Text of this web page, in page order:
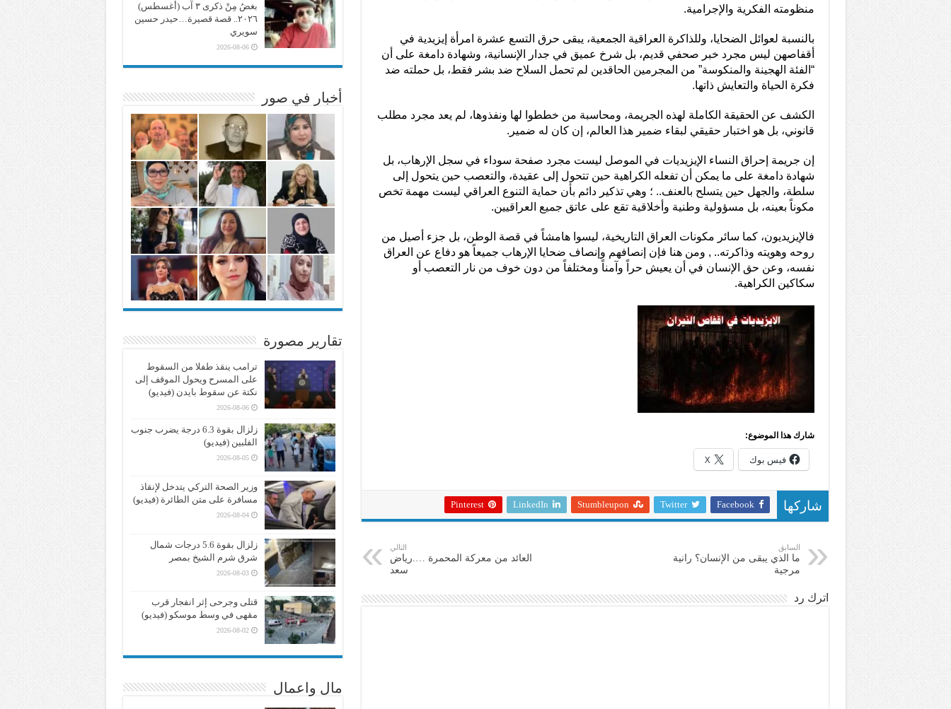
منظومته الفكرية والإجرامية.
بالنسبة لعوائل الضحايا، وللذاكرة العراقية الجمعية، يبقى حرق التسع عشرة امرأة إيزيدية في
أقفاصهن ليس مجرد خبر صحفي قديم، بل شرخ عميق في جدار الإنسانية، وشهادة دامغة على أن
“الفئة الهجينة والمنكوسة” من المجرمين الحاقدين لم تحمل السلاح ضد بشر فقط، بل حملته ضد
فكرة الحياة والتعايش ذاتها.
الكشف عن الحقيقة الكاملة لهذه الجريمة، ومحاسبة من خططوا لها ونفذوها، لم يعد مجرد مطلب
قانوني، بل هو اختبار حقيقي لبقاء ضمير هذا العالم، إن كان له ضمير.
إن جريمة إحراق النساء الإيزيديات في الموصل ليست مجرد صفحة سوداء في سجل الإرهاب، بل
شهادة دامغة على ما يمكن أن تفعله الكراهية حين تتحول إلى عقيدة، والتعصب حين يتحول إلى
سلطة، والجهل حين يتسلح بالعنف.. ؛ وهي تذكير دائم بأن حماية التنوع العراقي ليست مهمة تخص
مكوناً بعينه، بل مسؤولية وطنية وأخلاقية تقع على عاتق جميع العراقيين.
فالإيزيديون، كما سائر مكونات العراق التاريخية، ليسوا هامشاً في قصة الوطن، بل جزء أصيل من
روحه وهويته وذاكرته.. , ومن هنا فإن إنصافهم وإنصاف ضحايا الإرهاب جميعاً هو دفاع عن العراق
نفسه، وعن حق الإنسان في أن يعيش حراً وآمناً ومختلفاً من دون خوف من نار التعصب أو
سكاكين الكراهية.
شارك هذا الموضوع:
فيس بوك X
شاركها Facebook
Twitter
Stumbleupon
LinkedIn
Pinterest
السابق
ما الذي يبقى من الإنسان؟ رانية
مرجية
التالي
العائد من معركة المحمرة ….رياض
سعد
اترك رد
بغضُ مِنْ ذكرى ٣ آب (أغسطس)
٢٠٢٦.. قصة قصيرة…حيدر حسين
سويري
2026-08-06
أخبار في صور
تقارير مصورة
ترامب ينقذ طفلا من السقوط
على المسرح ويحول الموقف إلى
نكتة عن سقوط بايدن (فيديو)
2026-08-06
زلزال بقوة 6.3 درجة يضرب جنوب
الفلبين (فيديو)
2026-08-05
وزير الصحة التركي يتدخل لإنقاذ
مسافرة على متن الطائرة (فيديو)
2026-08-04
زلزال بقوة 5.6 درجات شمال
شرق شرم الشيخ بمصر
2026-08-03
قتلى وجرحى إثر انفجار قرب
مقهى في وسط موسكو (فيديو)
2026-08-02
مال واعمال